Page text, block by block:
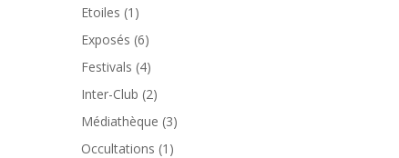
Etoiles (1)
Exposés (6)
Festivals (4)
Inter-Club (2)
Médiathèque (3)
Occultations (1)